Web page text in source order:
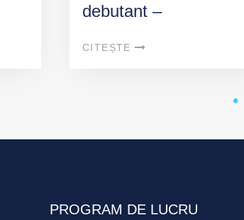
debutant –
pe probleme de fond
CITEȘTE
PROGRAM DE LUCRU